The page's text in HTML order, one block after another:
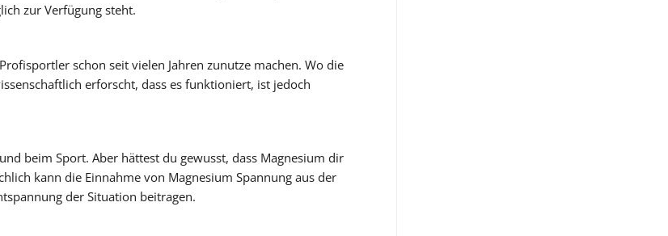
zur Verfügung steht.
schon seit vielen Jahren zunutze machen. Wo die
erforscht, dass es funktioniert, ist jedoch
beim Sport. Aber hättest du gewusst, dass Magnesium dir
kann die Einnahme von Magnesium Spannung aus der
der Situation beitragen.